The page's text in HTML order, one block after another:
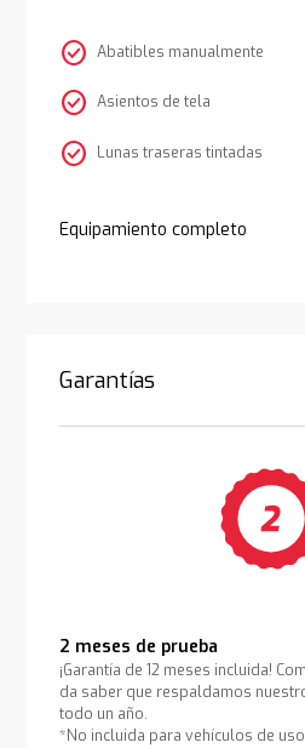
check_circle Abatibles manualmente
check_circle Asientos de tela
check_circle Lunas traseras tintadas
Equipamiento completo
Garantías
2 meses de prueba
¡Garantía de 12 meses incluida!
da saber que respaldamos
todo un año.
*No incluida para vehículos de